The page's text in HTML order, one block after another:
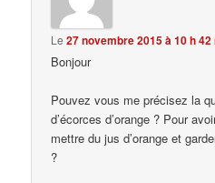
Le27 novembre 2015 à 10 h 42
Bonjour
Pouvez vous me précisez la
d’écorces d’orange ? Pour
mettre du jus d’orange et
?